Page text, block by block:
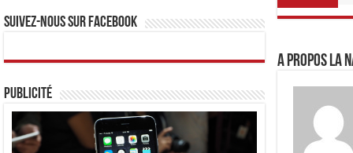
A propos LA
Suivez-nous sur Facebook
Publicité